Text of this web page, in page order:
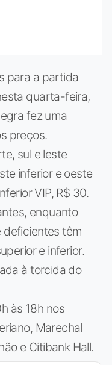
para a partida
quarta-feira,
fez uma
preços.
sul e leste
inferior e oeste
VIP, R$ 30.
enquanto
deficientes têm
e inferior.
à torcida do
às 18h nos
Marechal
e Citibank Hall.